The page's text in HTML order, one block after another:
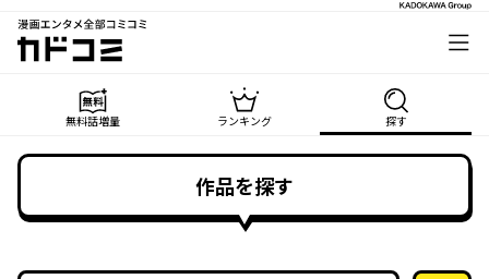
漫画エンタメ全部コミコミ
カドコミ
無料話増量 ランキング 探す
作品を探す